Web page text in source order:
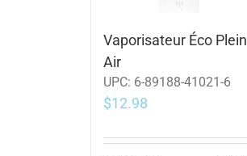
Vaporisateur Éco Plein
Air
UPC: 6-89188-41021-6
$12.98